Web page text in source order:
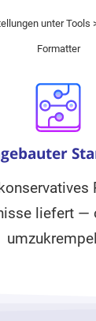
unter Tools
Formatter
liefert —